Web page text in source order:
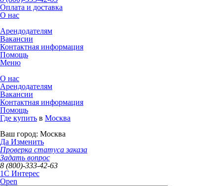
Оплата и доставка
О нас
Арендодателям
Вакансии
Контактная информация
Помощь
Меню
О нас
Арендодателям
Вакансии
Контактная информация
Помощь
Где купить в Москва
Ваш город: Москва
Да Изменить
Проверка статуса заказа
Задать вопрос
8 (800)-333-42-63
1C Интерес
Open